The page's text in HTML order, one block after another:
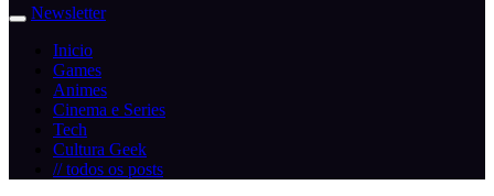
Newsletter
Inicio
Games
Animes
Cinema e Series
Tech
Cultura Geek
// todos os posts